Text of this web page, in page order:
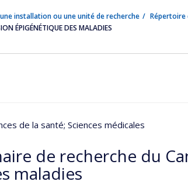
installation ou une unité de recherche
Répertoire
ÉPIGÉNÉTIQUE DES MALADIES
de la santé; Sciences médicales
de recherche du
maladies